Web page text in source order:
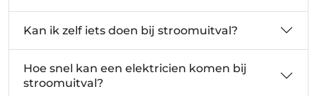
Kan ik zelf iets doen bij stroomuitval?
Hoe snel kan een elektricien komen bij
stroomuitval?